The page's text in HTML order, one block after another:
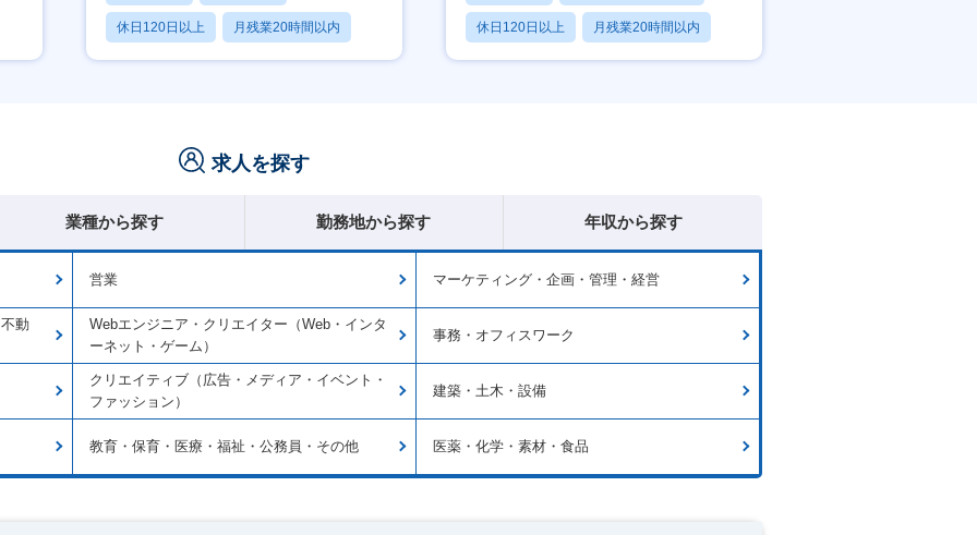
休日120日以上 月残業20時間以内
学歴不問
休日120日以上 月残業20時間以内
賞与あり
求人を探す
業種から探す 勤務地から探す 年収から探す
営業 マーケティング・企画・管理・経営
動
Webエンジニア・クリエイター（Web・インタ
ーネット・ゲーム）
事務・オフィスワーク
クリエイティブ（広告・メディア・イベント・
ファッション）
建築・土木・設備
教育・保育・医療・福祉・公務員・その他 医薬・化学・素材・食品